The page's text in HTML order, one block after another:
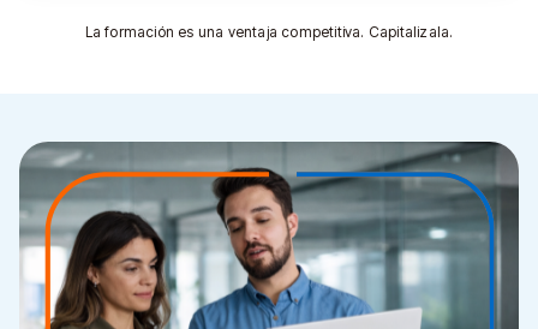
La formación es una ventaja competitiva. Capitalizala.